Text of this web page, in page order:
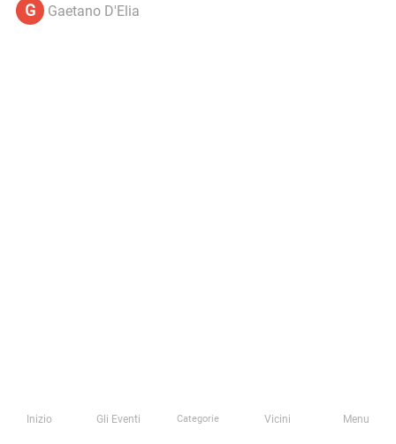
G Gaetano D'Elia
Inizio Gli Eventi Categorie Vicini Menu